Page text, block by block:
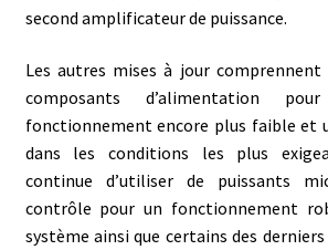
second amplificateur de puissance.
Les autres mises à jour comprennent
composants d’alimentation
fonctionnement encore plus faible et
dans les conditions les plus
continue d’utiliser de puissants
contrôle pour un fonctionnement
système ainsi que certains des